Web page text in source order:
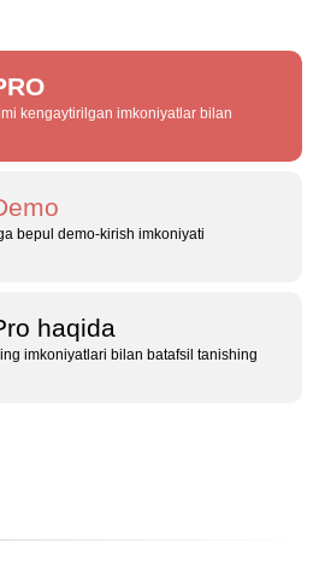
kengaytirilgan imkoniyatlar bilan
bepul demo‑kirish imkoniyati
haqida
imkoniyatlari bilan batafsil tanishing